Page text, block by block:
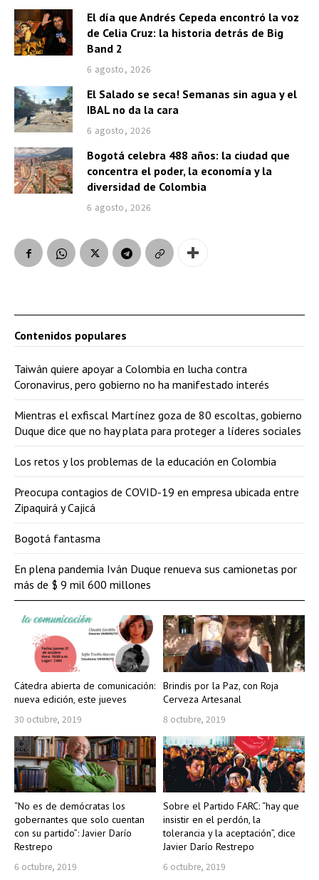
El día que Andrés Cepeda encontró la voz
de Celia Cruz: la historia detrás de Big
Band 2
6 agosto, 2026
El Salado se seca! Semanas sin agua y el
IBAL no da la cara
6 agosto, 2026
Bogotá celebra 488 años: la ciudad que
concentra el poder, la economía y la
diversidad de Colombia
6 agosto, 2026
Cátedra abierta de comunicación:
nueva edición, este jueves
30 octubre, 2019
Brindis por la Paz, con Roja
Cerveza Artesanal
8 octubre, 2019
“No es de demócratas los
gobernantes que solo cuentan
con su partido”: Javier Darío
Restrepo
6 octubre, 2019
Sobre el Partido FARC: “hay que
insistir en el perdón, la
tolerancia y la aceptación”, dice
Javier Darío Restrepo
6 octubre, 2019
Contenidos populares
Taiwán quiere apoyar a Colombia en lucha contra
Coronavirus, pero gobierno no ha manifestado interés
Mientras el exfiscal Martínez goza de 80 escoltas, gobierno
Duque dice que no hay plata para proteger a líderes sociales
Los retos y los problemas de la educación en Colombia
Preocupa contagios de COVID-19 en empresa ubicada entre
Zipaquirá y Cajicá
Bogotá fantasma
En plena pandemia Iván Duque renueva sus camionetas por
más de $ 9 mil 600 millones